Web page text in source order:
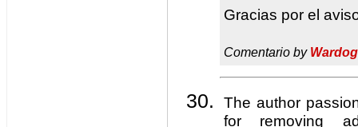
Gracias por el
Comentario by Wardog
The author
for removing